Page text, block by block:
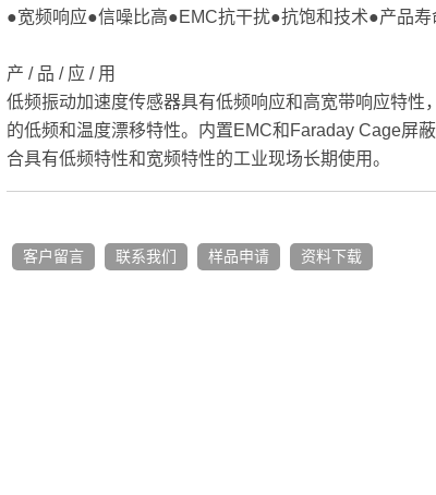
●宽频响应●信噪比高●EMC抗干扰●抗饱和技术●产品寿
产 / 品 / 应 / 用
低频振动加速度传感器具有低频响应和高宽带响应特性
的低频和温度漂移特性。内置EMC和Faraday Cage屏
合具有低频特性和宽频特性的工业现场长期使用。
客户留言 联系我们 样品申请 资料下载